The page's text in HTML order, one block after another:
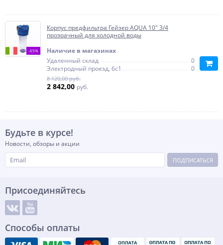
-65%
Корпус предфильтра Гейзер AQUA 10" 3/4
прозрачный для холодной воды
Наличие в магазинах
Удаленный склад
0
Электродный проезд, 6с1
0
8 120,00 руб.
2 842,00 руб.
Будьте в курсе!
Новости, обзоры и акции
ПОДПИСАТЬСЯ
Присоединяйтесь
Способы оплаты